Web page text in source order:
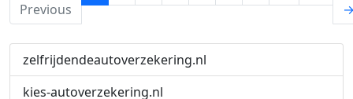
Previous
zelfrijdendeautoverzekering.nl
kies-autoverzekering.nl